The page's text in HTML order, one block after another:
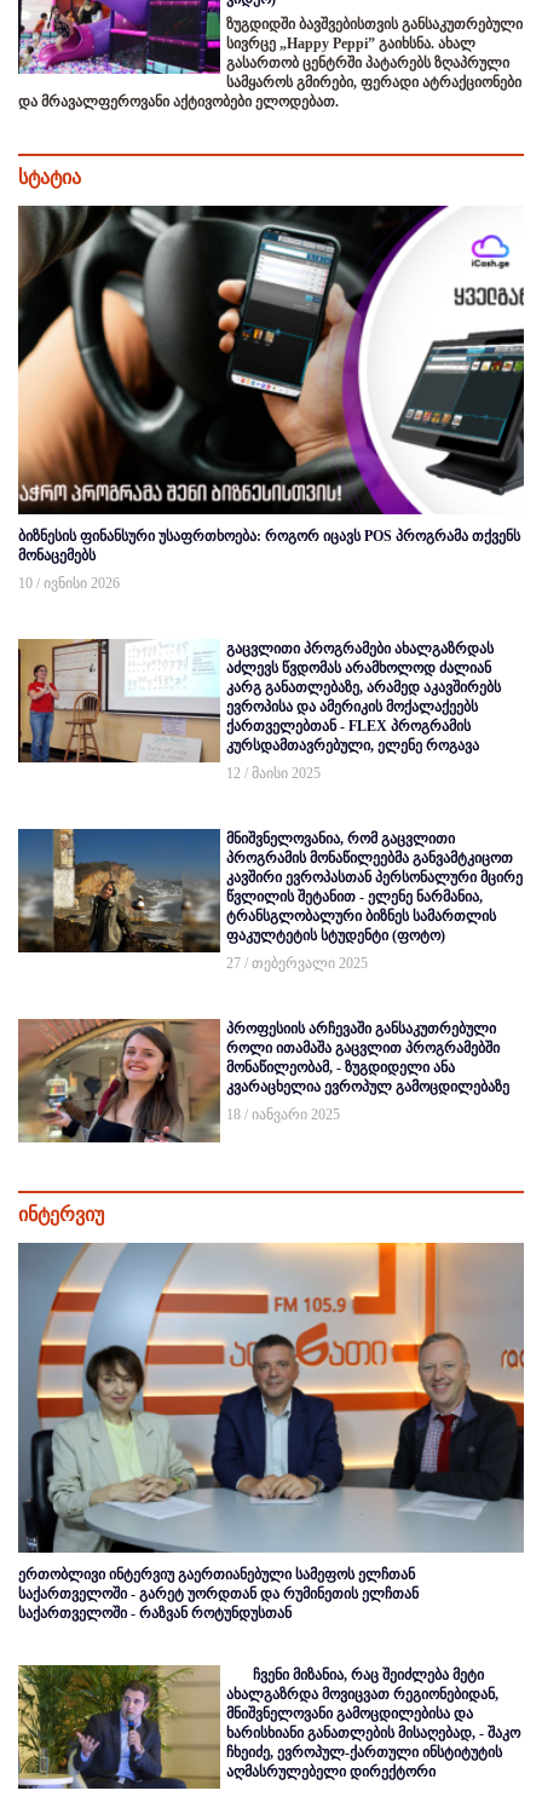
ზუგდიდში ბავშვებისთვის განსაკუთრებული
სივრცე „Happy Peppi” გაიხსნა. ახალ
გასართობ ცენტრში პატარებს ზღაპრული
სამყაროს გმირები, ფერადი ატრაქციონები
და მრავალფეროვანი აქტივობები ელოდებათ.
სტატია
ბიზნესის ფინანსური უსაფრთხოება: როგორ იცავს POS პროგრამა თქვენს
მონაცემებს
10 / ივნისი 2026
გაცვლითი პროგრამები ახალგაზრდას
აძლევს წვდომას არამხოლოდ ძალიან
კარგ განათლებაზე, არამედ აკავშირებს
ევროპისა და ამერიკის მოქალაქეებს
ქართველებთან - FLEX პროგრამის
კურსდამთავრებული, ელენე როგავა
12 / მაისი 2025
მნიშვნელოვანია, რომ გაცვლითი
პროგრამის მონაწილეებმა განვამტკიცოთ
კავშირი ევროპასთან პერსონალური მცირე
წვლილის შეტანით - ელენე ნარმანია,
ტრანსგლობალური ბიზნეს სამართლის
ფაკულტეტის სტუდენტი (ფოტო)
27 / თებერვალი 2025
პროფესიის არჩევაში განსაკუთრებული
როლი ითამაშა გაცვლით პროგრამებში
მონაწილეობამ, - ზუგდიდელი ანა
კვარაცხელია ევროპულ გამოცდილებაზე
18 / იანვარი 2025
ინტერვიუ
ერთობლივი ინტერვიუ გაერთიანებული სამეფოს ელჩთან
საქართველოში - გარეტ უორდთან და რუმინეთის ელჩთან
საქართველოში - რაზვან როტუნდუსთან
ჩვენი მიზანია, რაც შეიძლება მეტი
ახალგაზრდა მოვიცვათ რეგიონებიდან,
მნიშვნელოვანი გამოცდილებისა და
ხარისხიანი განათლების მისაღებად, - შაკო
ჩხეიძე, ევროპულ-ქართული ინსტიტუტის
აღმასრულებელი დირექტორი